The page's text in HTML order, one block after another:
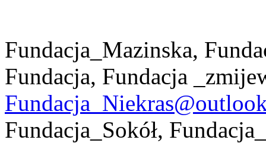
Fundacja_Mazinska,
Fundacja, Fundacja
Fundacja_Sokół,